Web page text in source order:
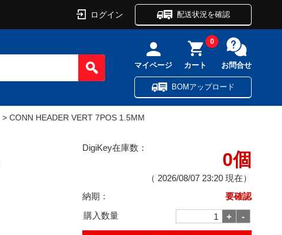
ログイン 配送状況を確認
マイページ カート
0
お問合せ
BOMアップロード
> CONN HEADER VERT 7POS 1.5MM
DigiKey在庫数：
0個
（ 2026/08/07 23:20 現在）
納期：
要確認
購入数量